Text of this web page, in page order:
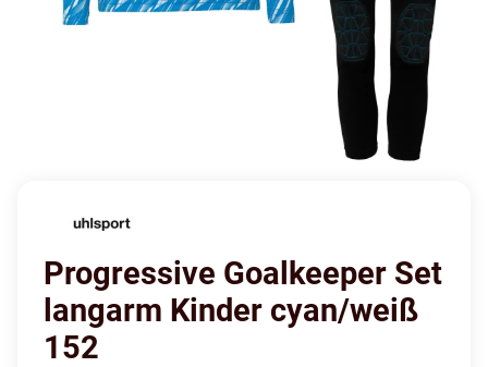
Progressive Goalkeeper Set
langarm Kinder cyan/weiß
152